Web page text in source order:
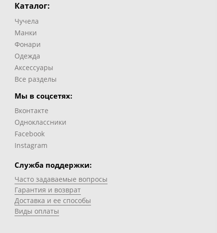
Каталог:
Чучела
Манки
Фонари
Одежда
Аксессуары
Все разделы
Мы в соцсетях:
Вконтакте
Одноклассники
Facebook
Instagram
Служба поддержки:
Часто задаваемые вопросы
Гарантия и возврат
Доставка и ее способы
Виды оплаты